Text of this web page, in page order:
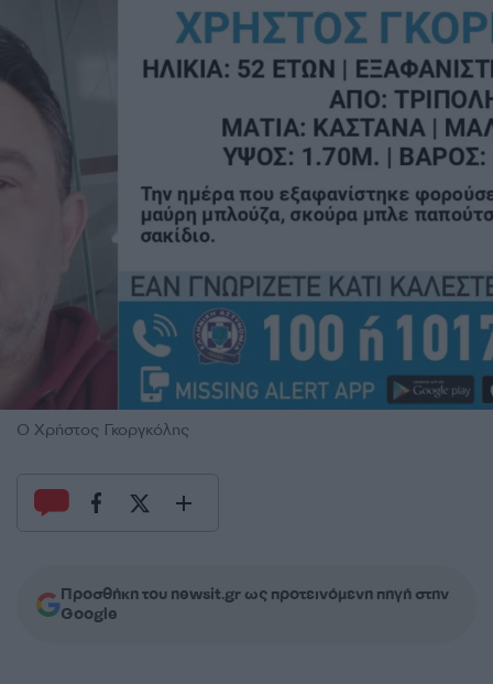
Ο Χρήστος Γκοργκόλης
Προσθήκη του newsit.gr ως προτεινόμενη πηγή στην
Google